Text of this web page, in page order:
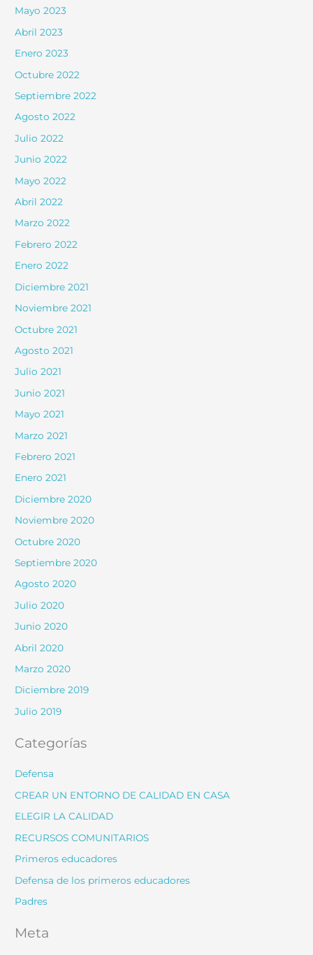
Mayo 2023
Abril 2023
Enero 2023
Octubre 2022
Septiembre 2022
Agosto 2022
Julio 2022
Junio 2022
Mayo 2022
Abril 2022
Marzo 2022
Febrero 2022
Enero 2022
Diciembre 2021
Noviembre 2021
Octubre 2021
Agosto 2021
Julio 2021
Junio 2021
Mayo 2021
Marzo 2021
Febrero 2021
Enero 2021
Diciembre 2020
Noviembre 2020
Octubre 2020
Septiembre 2020
Agosto 2020
Julio 2020
Junio 2020
Abril 2020
Marzo 2020
Diciembre 2019
Julio 2019
Categorías
Defensa
CREAR UN ENTORNO DE CALIDAD EN CASA
ELEGIR LA CALIDAD
RECURSOS COMUNITARIOS
Primeros educadores
Defensa de los primeros educadores
Padres
Meta